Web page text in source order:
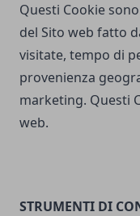
Questi Cookie
del Sito web fatto
visitate, tempo di
provenienza
marketing. Questi
web.
STRUMENTI DI